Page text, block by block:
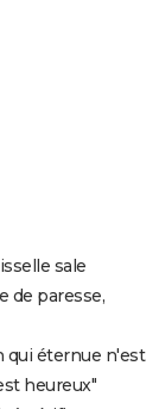
sale
de paresse,
qui éternue n'est
heureux"